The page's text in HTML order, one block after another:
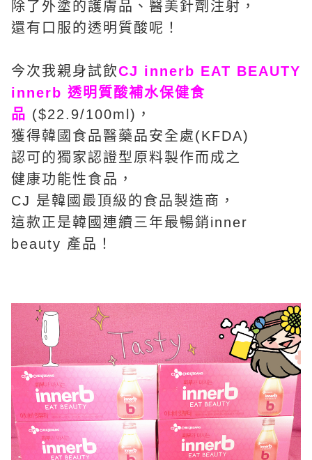
除了外塗的護膚品、醫美針劑注射，
還有口服的透明質酸呢！
今次我親身試飲CJ innerb EAT BEAUTY
innerb 透明質酸補水保健食
品 ($22.9/100ml)，
獲得韓國食品醫藥品安全處(KFDA)
認可的獨家認證型原料製作而成之
健康功能性食品，
CJ 是韓國最頂級的食品製造商，
這款正是韓國連續三年最暢銷inner
beauty 產品！